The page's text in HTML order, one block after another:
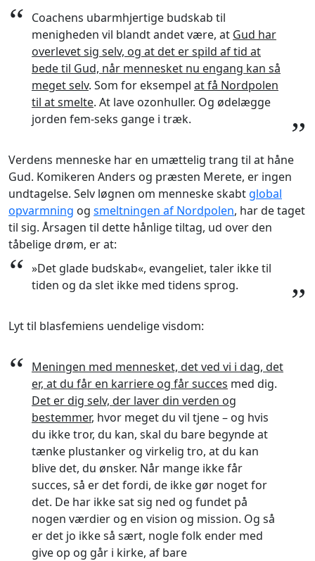
“ Coachens ubarmhjertige budskab til
menigheden vil blandt andet være, at Gud har
overlevet sig selv, og at det er spild af tid at
bede til Gud, når mennesket nu engang kan så
meget selv. Som for eksempel at få Nordpolen
til at smelte. At lave ozonhuller. Og ødelægge
jorden fem-seks gange i træk.
”
Verdens menneske har en umættelig trang til at håne
Gud. Komikeren Anders og præsten Merete, er ingen
undtagelse. Selv løgnen om menneske skabt global
opvarmning og smeltningen af Nordpolen, har de taget
til sig. Årsagen til dette hånlige tiltag, ud over den
tåbelige drøm, er at:
“ »Det glade budskab«, evangeliet, taler ikke til
tiden og da slet ikke med tidens sprog.
”
Lyt til blasfemiens uendelige visdom:
“ Meningen med mennesket, det ved vi i dag, det
er, at du får en karriere og får succes med dig.
Det er dig selv, der laver din verden og
bestemmer, hvor meget du vil tjene – og hvis
du ikke tror, du kan, skal du bare begynde at
tænke plustanker og virkelig tro, at du kan
blive det, du ønsker. Når mange ikke får
succes, så er det fordi, de ikke gør noget for
det. De har ikke sat sig ned og fundet på
nogen værdier og en vision og mission. Og så
er det jo ikke så sært, nogle folk ender med
give op og går i kirke, af bare